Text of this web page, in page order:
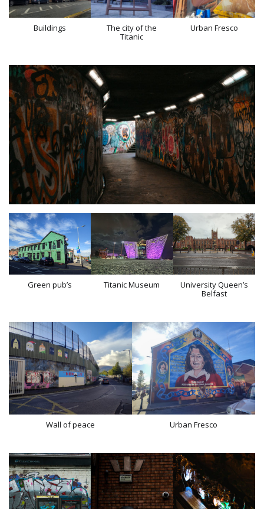
Buildings
The city of the
Titanic
Urban Fresco
Green pub’s Titanic Museum
University Queen’s
Belfast
Wall of peace Urban Fresco